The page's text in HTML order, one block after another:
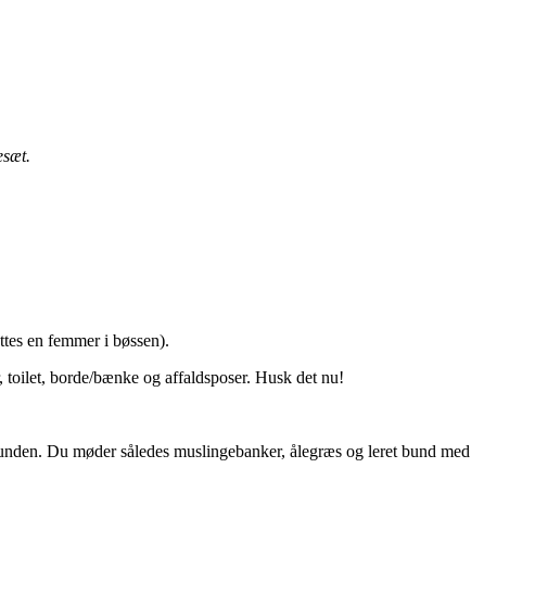
en femmer i bøssen).
borde/bænke og affaldsposer. Husk det nu!
Du møder således muslingebanker, ålegræs og leret bund med